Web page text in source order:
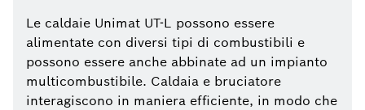
Le caldaie Unimat UT-L possono essere
alimentate con diversi tipi di combustibili e
possono essere anche abbinate ad un impianto
multicombustibile. Caldaia e bruciatore
interagiscono in maniera efficiente, in modo che